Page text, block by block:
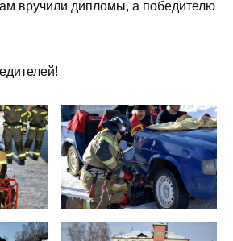
вручили дипломы, а победителю